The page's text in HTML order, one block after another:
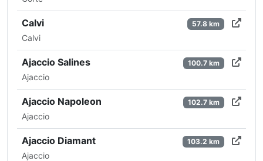
Calvi
Calvi
57.8 km
Ajaccio Salines
Ajaccio
100.7 km
Ajaccio Napoleon
Ajaccio
102.7 km
Ajaccio Diamant
Ajaccio
103.2 km